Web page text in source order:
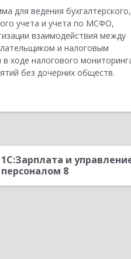
для ведения бухгалтерского,
учета и учета по МСФО,
взаимодействия между
и налоговым
в ходе налогового
без дочерних обществ.
1С:Зарплата и
персоналом 8